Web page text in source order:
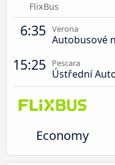
FlixBus
6:35 Verona
Autobusové
15:25 Pescara
Ústřední
Economy